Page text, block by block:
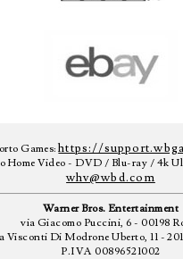
Games:https://
Home Video - DVD / Blu-ray / 4k
whv@wbd.com
Warner Bros. Entertainment
via Giacomo Puccini, 6 - 00198
Visconti Di Modrone Uberto, 11 -
P.IVA 00896521002